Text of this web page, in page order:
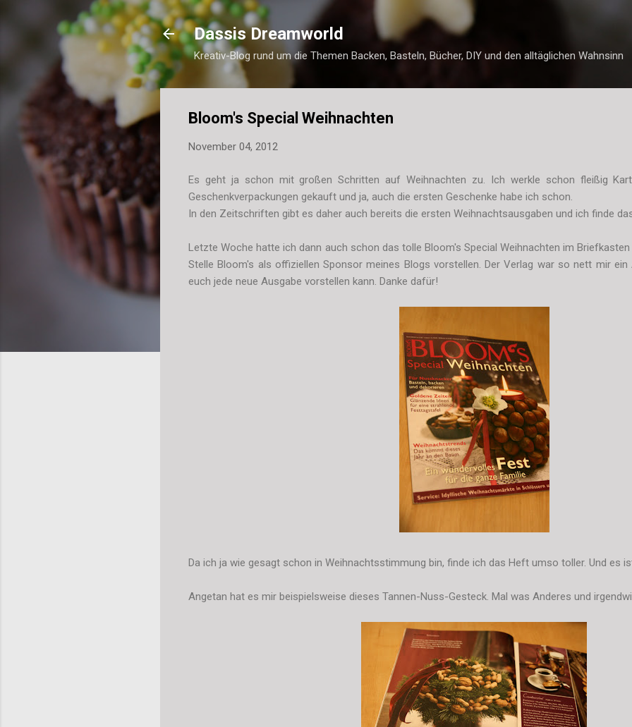
Direkt zum Hauptbereich
Dassis Dreamworld
Kreativ-Blog rund um die Themen Backen, Basteln, Bücher, DIY und den alltäglichen Wahnsinn
Bloom's Special Weihnachten
November 04, 2012
Es geht ja schon mit großen Schritten auf Weihnachten zu. Ich werkle schon fleißig
Geschenkverpackungen gekauft und ja, auch die ersten Geschenke habe ich schon.
In den Zeitschriften gibt es daher auch bereits die ersten Weihnachtsausgaben und ich finde
Letzte Woche hatte ich dann auch schon das tolle Bloom's Special Weihnachten im
Stelle Bloom's als offiziellen Sponsor meines Blogs vorstellen. Der Verlag war so nett mir
euch jede neue Ausgabe vorstellen kann. Danke dafür!
Da ich ja wie gesagt schon in Weihnachtsstimmung bin, finde ich das Heft umso toller. Und es
Angetan hat es mir beispielsweise dieses Tannen-Nuss-Gesteck. Mal was Anderes und